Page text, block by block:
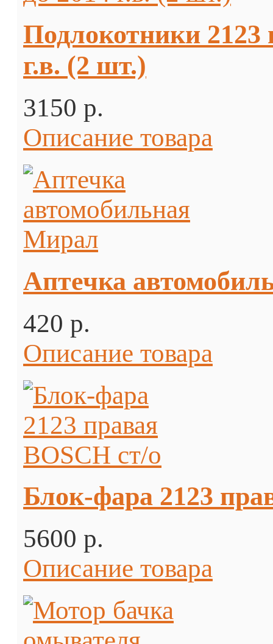
Подлокотники 2123
г.в. (2 шт.)
3150 p.
Описание товара
Аптечка
420 p.
Описание товара
Блок-фара 2123
5600 p.
Описание товара